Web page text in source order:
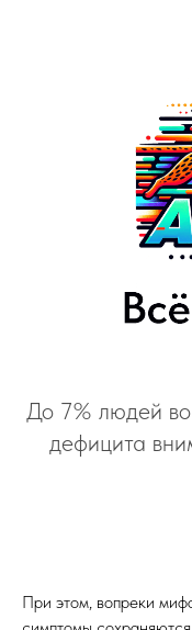
До 7% людей
дефицита
При этом, вопреки